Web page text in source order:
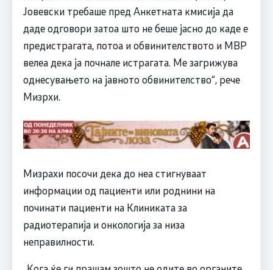
Јовевски требаше пред Анкетната кмисија да
даде одговори затоа што не беше јасно до каде е
предистрагата, потоа и обвинителството и МВР
велеа дека ја почнале истрагата. Ме загрижува
однесувањето на јавното обвинителство“, рече
Мизрхи.
Мизрахи посочи дека до неа стигнуваат
информации од пациенти или роднини на
починати пациенти на Клиниката за
радиотерапија и онкологија за низа
неправилности.